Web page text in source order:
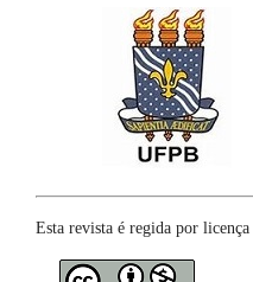
Esta revista é regida por licença